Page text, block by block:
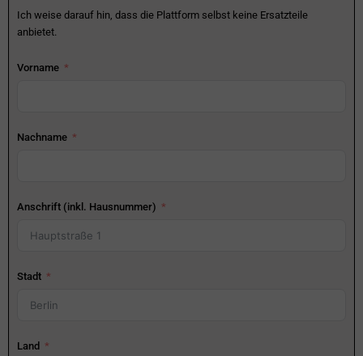
Ich weise darauf hin, dass die Plattform selbst keine Ersatzteile
anbietet.
Vorname
Nachname
Anschrift (inkl. Hausnummer)
Stadt
Land